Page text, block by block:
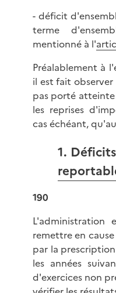
- déficit
terme
mentionné à l'
Préalablement à
il est fait
pas porté
les reprises
cas échéant,
1.
190
L'administration
remettre en
par la
les années
d'exercices non